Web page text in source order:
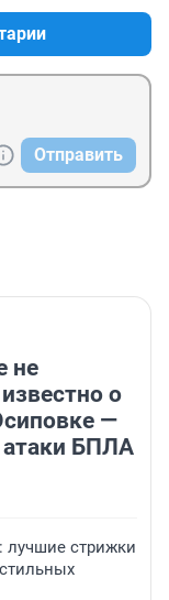
Отправить
не
о
—
атаки БПЛА
стрижки